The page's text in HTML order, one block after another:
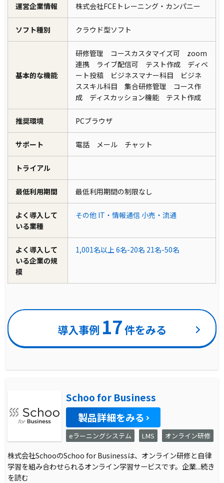
運営企業情報 株式会社FCEトレーニング・カンパニー
ソフト種別 クラウド型ソフト
基本的な機能
研修管理 コースカスタマイズ可 zoom
連携 ライブ配信可 テスト作成 ディベ
ート投稿 ビジネスマナー科目 ビジネ
ススキル科目 集合研修管理 コース作
成 ディスカッション機能 テスト作成
推奨環境 PCブラウザ
サポート 電話 メール チャット
トライアル
最低利用期間 最低利用期間の制限なし
よく導入して
いる業種
その他 IT・情報通信 小売・流通
よく導入して
いる企業の規
模
1,001名以上 6名-20名 21名-50名
導入事例 17件をみる
Schoo for Business
製品詳細をみる
eラーニングシステム LMS オンライン研修
株式会社SchooのSchoo for Businessは、オンライン研修と自律
学習を組み合わせられるオンライン学習サービスです。企業...続き
を読む